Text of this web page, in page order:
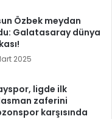
Özbek meydan
Galatasaray dünya
2025
ligde ilk
zaferini
karşısında